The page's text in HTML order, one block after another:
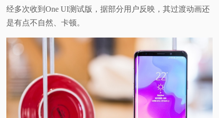
经多次收到One UI测试版，据部分用户反映，其过渡动画还
是有点不自然、卡顿。